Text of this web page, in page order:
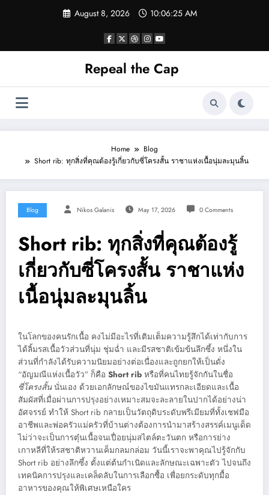
August 8, 2026 10:06:25 AM
Repeal the Cap
Home
Blog
Short rib: ทุกสิ่งที่คุณต้องรู้เกี่ยวกับซี่โครงสั้น ราชาแห่งเนื้อนุ่มละมุนลิ้น
Blog Nikos Galanis May 17, 2026 0 Comments
Short rib: ทุกสิ่งที่คุณต้องรู้
เกี่ยวกับซี่โครงสั้น ราชาแห่ง
เนื้อนุ่มละมุนลิ้น
ในโลกของคนรักเนื้อ คงไม่มีอะไรที่เติมเต็มความรู้สึกได้เท่ากับการ
ได้ลิ้มรสเนื้อวัวส่วนที่นุ่ม ชุ่มฉ่ำ และมีรสชาติเข้มข้นลึกซึ้ง หนึ่งใน
ส่วนที่กำลังได้รับความนิยมอย่างต่อเนื่องและถูกยกให้เป็นดั่ง
“อัญมณีแห่งเนื้อวัว” ก็คือ Short rib หรือที่คนไทยรู้จักกันในชื่อ
ซี่โครงสั้นนั่นเอง ด้วยเอกลักษณ์ของไขมันแทรกละเอียดและเนื้อ
สัมผัสที่เมื่อผ่านการปรุงอย่างเหมาะสมจะละลายในปากได้อย่างน่า
อัศจรรย์ ทำให้ Short rib กลายเป็นวัตถุดิบระดับพรีเมียมที่ทั้งเชฟมือ
อาชีพและพ่อครัวแม่ครัวที่บ้านต่างต้องการนำมาสร้างสรรค์เมนูเด็ด
ไม่ว่าจะเป็นการตุ๋นเนื้อจนเปื่อยนุ่มสไตล์ตะวันตก หรือการย่าง
เกาหลีที่ให้รสชาติหวานเค็มกลมกล่อม วันนี้เราจะพาคุณไปรู้จักกับ
Short rib อย่างลึกซึ้ง ตั้งแต่ต้นกำเนิดและลักษณะเฉพาะตัว ไปจนถึง
เทคนิคการปรุงและเคล็ดลับในการเลือกซื้อ เพื่อยกระดับทุกมื้อ
อาหารของคุณให้พิเศษเหนือใคร